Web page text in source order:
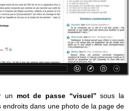
un mot de passe “visuel”sous la
endroits dans une photo de la page de